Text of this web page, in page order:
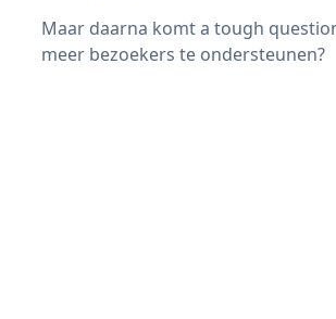
Maar daarna komt a tough
meer bezoekers te ondersteunen?